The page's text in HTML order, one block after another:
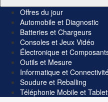
Offres du jour
Automobile et Diagnostic
Batteries et Chargeurs
Consoles et Jeux Vidéo
Électronique et
Outils et Mesure
Informatique et
Soudure et Reballing
Téléphonie Mobile et